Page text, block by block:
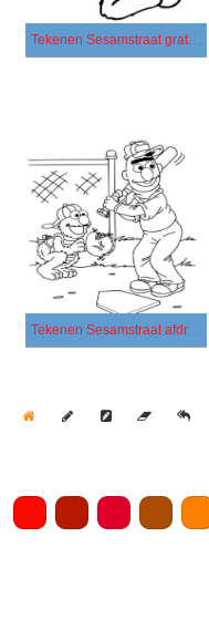
Tekenen Sesamstraat gratis afdrukbaar simpel
Tekenen Sesamstraat afdrukbaar basis